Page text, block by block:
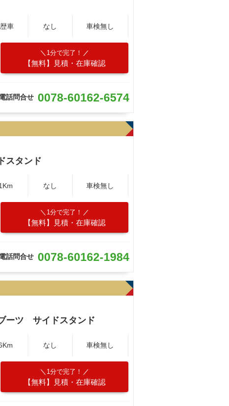
車 なし 車検無し
1分で完了！
【無料】見積・在庫確認
話問合せ 0078-60162-6574
スタンド
なし 車検無し
1分で完了！
【無料】見積・在庫確認
話問合せ 0078-60162-1984
ーツ サイドスタンド
なし 車検無し
1分で完了！
【無料】見積・在庫確認